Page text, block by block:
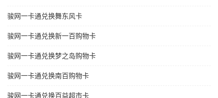
骏网一卡通兑换舞东风卡
骏网一卡通兑换新一百购物卡
骏网一卡通兑换梦之岛购物卡
骏网一卡通兑换南百购物卡
骏网一卡通兑换百益超市卡